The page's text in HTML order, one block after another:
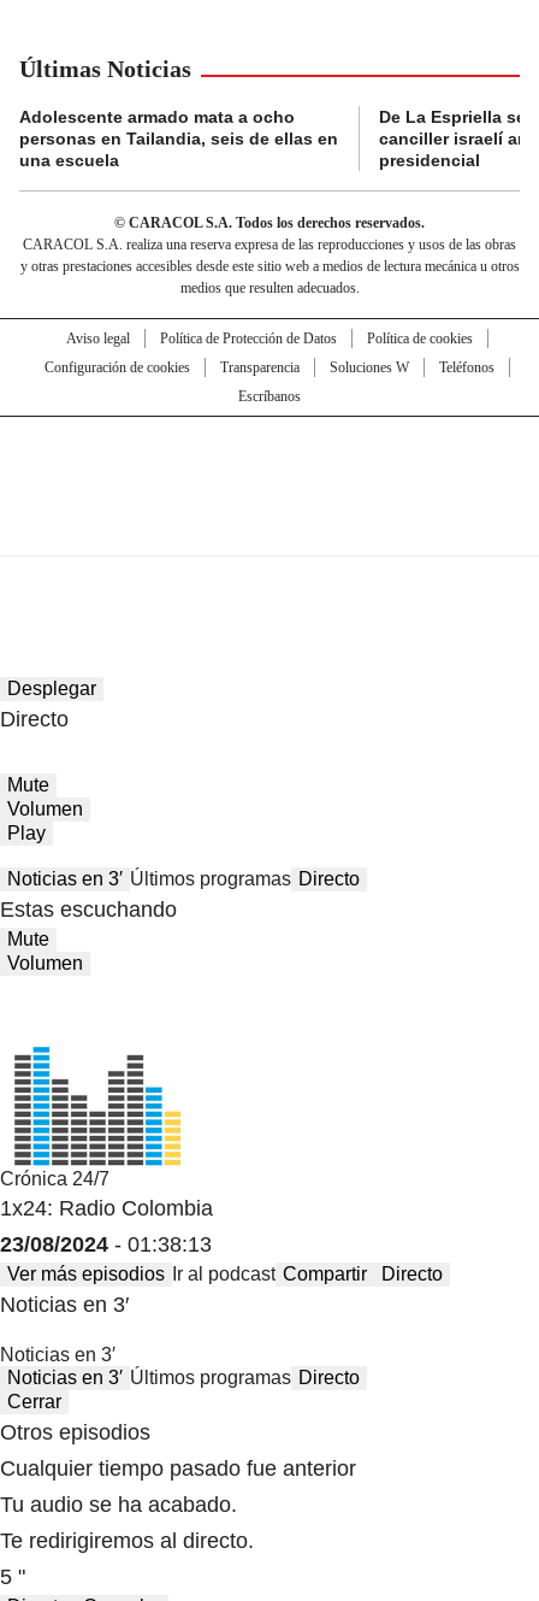
Últimas Noticias
Adolescente armado mata a ocho
personas en Tailandia, seis de ellas en
una escuela
De La Espriella se
canciller israelí
presidencial
© CARACOL S.A. Todos los derechos reservados.
CARACOL S.A. realiza una reserva expresa de las reproducciones y usos de las obras
y otras prestaciones accesibles desde este sitio web a medios de lectura mecánica u otros
medios que resulten adecuados.
Aviso legal Política de Protección de Datos
Política de cookies
Configuración de cookies
Transparencia Soluciones W
Teléfonos
Escríbanos
Desplegar
Directo
Mute
Volumen
Play
Noticias en 3′ Últimos programas Directo
Estas escuchando
Mute
Volumen
Crónica 24/7
1x24: Radio Colombia
23/08/2024 - 01:38:13
Ver más episodios Ir al podcast Compartir Directo
Noticias en 3′
Noticias en 3′
Noticias en 3′ Últimos programas Directo
Cerrar
Otros episodios
Cualquier tiempo pasado fue anterior
Tu audio se ha acabado.
Te redirigiremos al directo.
5 "